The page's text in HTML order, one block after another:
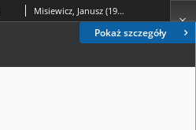
Pokaż szczegóły
Misiewicz, Janusz (1944-2015)